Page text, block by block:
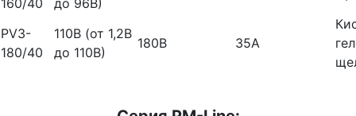
PV3-
180/40
110В (от 1,2В
до 110В)
180В 35А